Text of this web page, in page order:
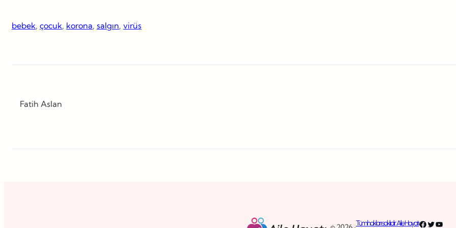
bebek, çocuk, korona, salgın, virüs
Fatih Aslan
Tüm hakları saklıdır. Aile HayatıFacebook
Twitter